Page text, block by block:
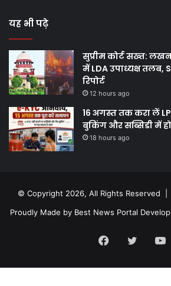
यह भी पढ़े
सुप्रीम कोर्ट सख्त:
में LDA उपाध्यक्ष तलब,
रिपोर्ट
12 hours ago
16 अगस्त तक करा लें
बुकिंग और सब्सिडी में
18 hours ago
© Copyright 2026, All Rights Reserved |
Proudly Made by Best News Portal
Facebook
Twitter